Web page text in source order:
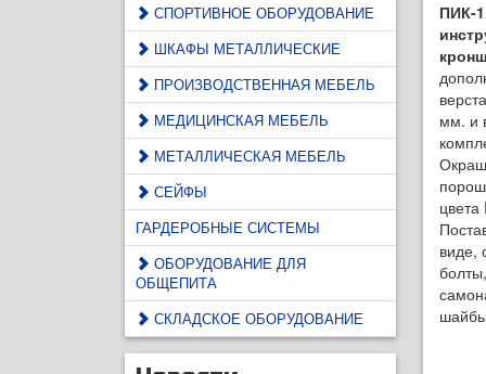
СПОРТИВНОЕ ОБОРУДОВАНИЕ
ШКАФЫ МЕТАЛЛИЧЕСКИЕ
ПРОИЗВОДСТВЕННАЯ МЕБЕЛЬ
МЕДИЦИНСКАЯ МЕБЕЛЬ
МЕТАЛЛИЧЕСКАЯ МЕБЕЛЬ
СЕЙФЫ
ГАРДЕРОБНЫЕ СИСТЕМЫ
ОБОРУДОВАНИЕ ДЛЯ
ОБЩЕПИТА
СКЛАДСКОЕ ОБОРУДОВАНИЕ
ПИК-
мм. и
виде,